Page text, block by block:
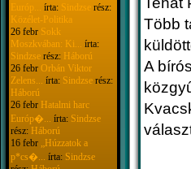
Európ...
írta: Sindzse rész:
Közélet-Politika
26 febr Sokk
Moszkvában: Ki...
írta:
Sindzse rész: Háború
26 febr Orbán Viktor
Zelens...
írta: Sindzse rész:
Háború
26 febr Hatalmi harc
Európ�...
írta: Sindzse
rész: Háború
16 febr
„Húzzatok a
p*cs�...
írta: Sindzse
Több
A